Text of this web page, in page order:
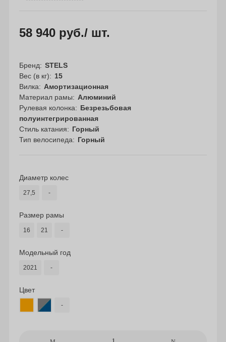
58 940 руб./ шт.
Бренд
STELS
Вес (в кг)
15
Вилка
Амортизационная
Материал рамы
Алюминий
Рулевая колонка
Безрезьбовая
полуинтегрированная
Стиль катания
Горный
Тип велосипеда
Горный
Диаметр колес
27,5 -
Размер рамы
16 21 -
Модельный год
2021 -
Цвет
-